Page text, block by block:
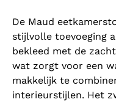
De Maud
stijlvolle toevoeging
bekleed met de
wat zorgt voor een
makkelijk te
interieurstijlen. Het